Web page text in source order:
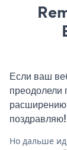
Если ваш
преодолели
расширению
поздравляю!
Но дальше